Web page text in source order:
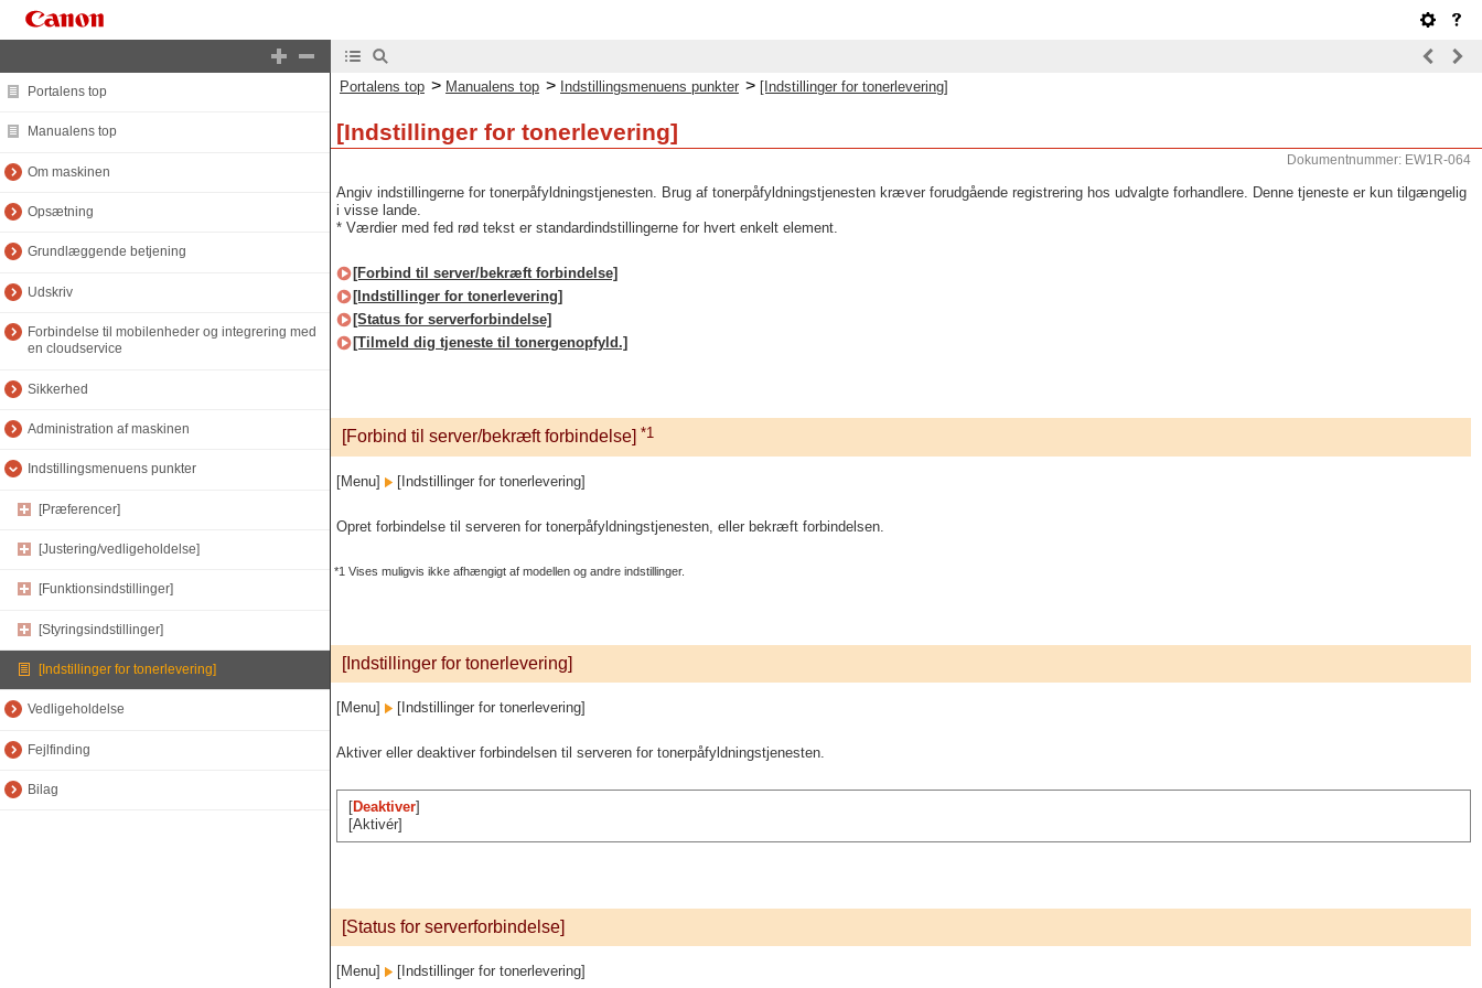
Portalens top
Manualens top
Om maskinen
Opsætning
Grundlæggende betjening
Udskriv
Forbindelse til mobilenheder og integrering med
en cloudservice
Sikkerhed
Administration af maskinen
Indstillingsmenuens punkter
[Præferencer]
[Justering/vedligeholdelse]
[Funktionsindstillinger]
[Styringsindstillinger]
[Indstillinger for tonerlevering]
Vedligeholdelse
Fejlfinding
Bilag
Portalens top > Manualens top > Indstillingsmenuens punkter > [Indstillinger for tonerlevering]
[Indstillinger for tonerlevering]
Dokumentnummer: EW1R-064
Angiv indstillingerne for tonerpåfyldningstjenesten. Brug af tonerpåfyldningstjenesten kræver forudgående registrering hos udvalgte forhandlere. Denne tjeneste er kun tilgængelig
i visse lande.
* Værdier med fed rød tekst er standardindstillingerne for hvert enkelt element.
[Forbind til server/bekræft forbindelse]
[Indstillinger for tonerlevering]
[Status for serverforbindelse]
[Tilmeld dig tjeneste til tonergenopfyld.]
[Forbind til server/bekræft forbindelse] *1
[Menu] [Indstillinger for tonerlevering]
Opret forbindelse til serveren for tonerpåfyldningstjenesten, eller bekræft forbindelsen.
*1 Vises muligvis ikke afhængigt af modellen og andre indstillinger.
[Indstillinger for tonerlevering]
[Menu] [Indstillinger for tonerlevering]
Aktiver eller deaktiver forbindelsen til serveren for tonerpåfyldningstjenesten.
[Deaktiver]
[Aktivér]
[Status for serverforbindelse]
[Menu] [Indstillinger for tonerlevering]